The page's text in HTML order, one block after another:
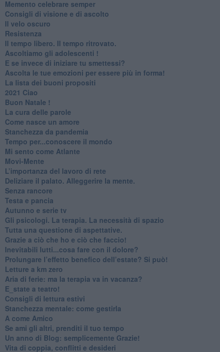
​Memento celebrare semper
​Consigli di visione e di ascolto
​Il velo oscuro
Resistenza
​Il tempo libero. Il tempo ritrovato.
Ascoltiamo gli adolescenti !
​E se invece di iniziare tu smettessi?
​Ascolta le tue emozioni per essere più in forma!
​La lista dei buoni propositi
2021 Ciao
Buon Natale !
​La cura delle parole
​Come nasce un amore
Stanchezza da pandemia
​Tempo per...conoscere il mondo
​Mi sento come Atlante
​Movi-Mente
​L’importanza del lavoro di rete
​Deliziare il palato. Alleggerire la mente.
​Senza rancore
​Testa e pancia
​Autunno e serie tv
​Gli psicologi. La terapia. La necessità di spazio
​Tutta una questione di aspettative.
​Grazie a ciò che ho e ciò che faccio!
​Inevitabili lutti...cosa fare con il dolore?
Prolungare l’effetto benefico dell’estate? Si può!
​Letture a km zero
​Aria di ferie: ma la terapia va in vacanza?
​E_state a teatro!
​Consigli di lettura estivi
​Stanchezza mentale: come gestirla
​A come Amico
​Se ami gli altri, prenditi il tuo tempo
​Un anno di Blog: semplicemente Grazie!
​Vita di coppia, conflitti e desideri